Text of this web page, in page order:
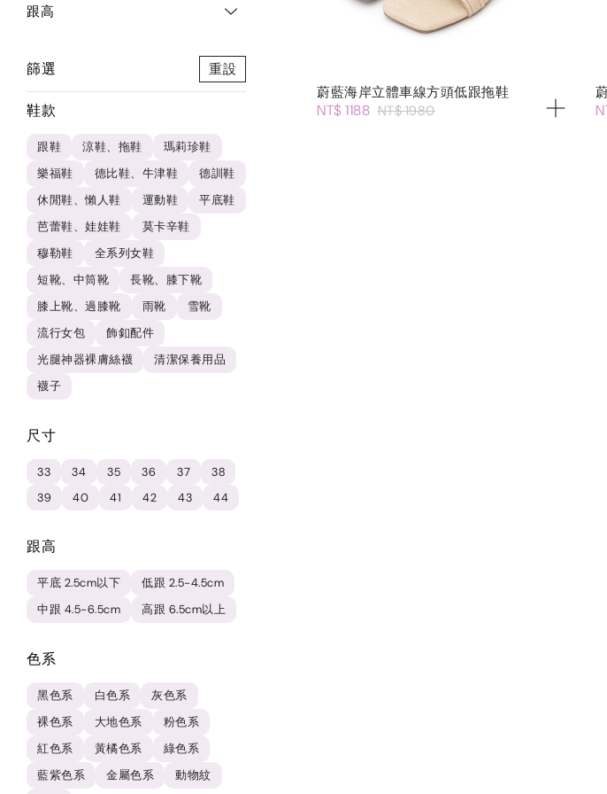
跟高
篩選 重設
鞋款
跟鞋 涼鞋、拖鞋
瑪莉珍鞋
樂福鞋
德比鞋、牛津鞋
德訓鞋
休閒鞋、懶人鞋
運動鞋
平底鞋
芭蕾鞋、娃娃鞋
莫卡辛鞋
穆勒鞋
全系列女鞋
短靴、中筒靴
長靴、膝下靴
膝上靴、過膝靴
雨靴
雪靴
流行女包
飾釦配件
光腿神器裸膚絲襪
清潔保養用品
襪子
尺寸
33 34 35 36 37
38
39
40 41 42 43 44
跟高
平底 2.5cm以下
低跟 2.5-4.5cm
中跟 4.5-6.5cm
高跟 6.5cm以上
色系
黑色系 白色系
灰色系
裸色系
大地色系
粉色系
紅色系
黃橘色系
綠色系
藍紫色系
金屬色系 動物紋
蔚藍海岸立體車線方頭低跟拖鞋
NT$ 1188 NT$ 1980